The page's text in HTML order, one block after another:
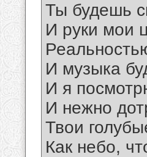
Ты будешь
И руки мои
И музыка
И я
И нежно
Твои
Как небо,